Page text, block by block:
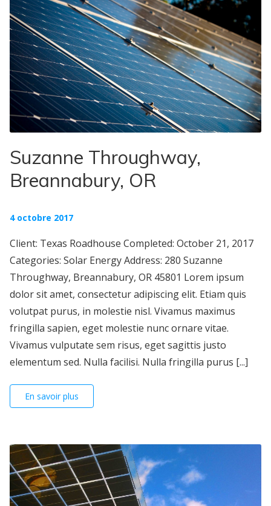
Suzanne Throughway,
Breannabury, OR
4 octobre 2017
Client: Texas Roadhouse Completed: October 21, 2017
Categories: Solar Energy Address: 280 Suzanne
Throughway, Breannabury, OR 45801 Lorem ipsum
dolor sit amet, consectetur adipiscing elit. Etiam quis
volutpat purus, in molestie nisl. Vivamus maximus
fringilla sapien, eget molestie nunc ornare vitae.
Vivamus vulputate sem risus, eget sagittis justo
elementum sed. Nulla facilisi. Nulla fringilla purus [...]
En savoir plus